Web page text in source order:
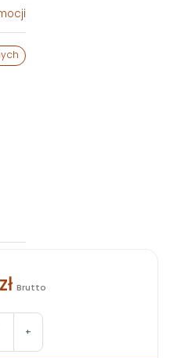
Brutto
+